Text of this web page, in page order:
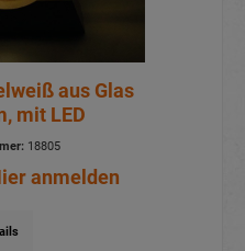
aus Glas
mit LED
18805
anmelden